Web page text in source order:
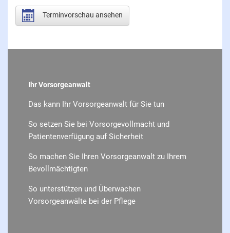
Terminvorschau ansehen
Ihr Vorsorgeanwalt
Das kann Ihr Vorsorgeanwalt für Sie tun
So setzen Sie bei Vorsorgevollmacht und
Patientenverfügung auf Sicherheit
So machen Sie Ihren Vorsorgeanwalt zu Ihrem
Bevollmächtigten
So unterstützen und Überwachen
Vorsorgeanwälte bei der Pflege